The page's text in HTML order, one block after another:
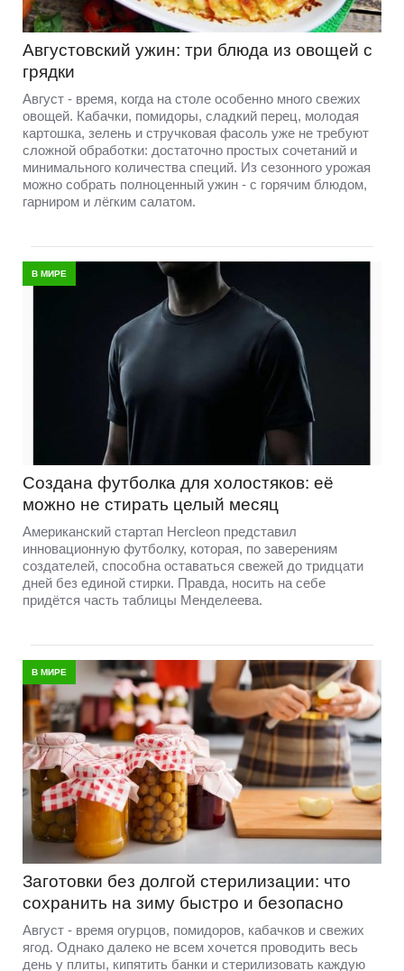
Августовский ужин: три блюда из овощей с
грядки
Август - время, когда на столе особенно много свежих
овощей. Кабачки, помидоры, сладкий перец, молодая
картошка, зелень и стручковая фасоль уже не требуют
сложной обработки: достаточно простых сочетаний и
минимального количества специй. Из сезонного урожая
можно собрать полноценный ужин - с горячим блюдом,
гарниром и лёгким салатом.
В МИРЕ
Создана футболка для холостяков: её
можно не стирать целый месяц
Американский стартап Hercleon представил
инновационную футболку, которая, по заверениям
создателей, способна оставаться свежей до тридцати
дней без единой стирки. Правда, носить на себе
придётся часть таблицы Менделеева.
В МИРЕ
Заготовки без долгой стерилизации: что
сохранить на зиму быстро и безопасно
Август - время огурцов, помидоров, кабачков и свежих
ягод. Однако далеко не всем хочется проводить весь
день у плиты, кипятить банки и стерилизовать каждую